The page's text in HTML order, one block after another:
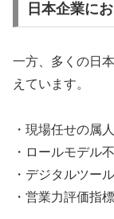
日本企業に
一方、多くの日
えています。
・現場任せの属
・ロールモデル
・デジタルツー
・営業力評価指